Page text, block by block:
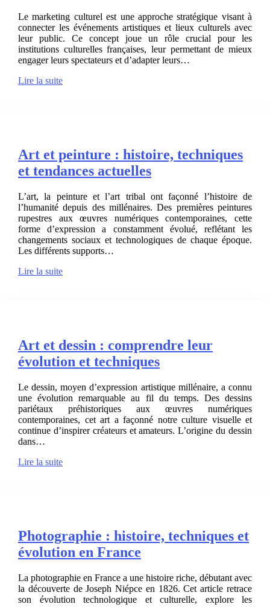
Le marketing culturel est une approche stratégique visant à
connecter les événements artistiques et lieux culturels avec
leur public. Ce concept joue un rôle crucial pour les
institutions culturelles françaises, leur permettant de mieux
engager leurs spectateurs et d’adapter leurs…
Lire la suite
Art et peinture : histoire, techniques
et tendances actuelles
L’art, la peinture et l’art tribal ont façonné l’histoire de
l’humanité depuis des millénaires. Des premières peintures
rupestres aux œuvres numériques contemporaines, cette
forme d’expression a constamment évolué, reflétant les
changements sociaux et technologiques de chaque époque.
Les différents supports…
Lire la suite
Art et dessin : comprendre leur
évolution et techniques
Le dessin, moyen d’expression artistique millénaire, a connu
une évolution remarquable au fil du temps. Des dessins
pariétaux préhistoriques aux œuvres numériques
contemporaines, cet art a façonné notre culture visuelle et
continue d’inspirer créateurs et amateurs. L’origine du dessin
dans…
Lire la suite
Photographie : histoire, techniques et
évolution en France
La photographie en France a une histoire riche, débutant avec
la découverte de Joseph Niépce en 1826. Cet article retrace
son évolution technologique et culturelle, explore les